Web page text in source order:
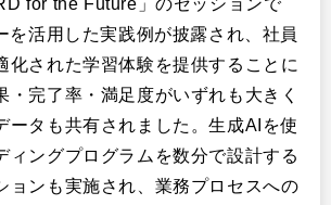
を活用した実践例が披露され、社員
化された学習体験を提供することに
・完了率・満足度がいずれも大きく
ータも共有されました。生成AIを使
ィングプログラムを数分で設計する
ョンも実施され、業務プロセスへの